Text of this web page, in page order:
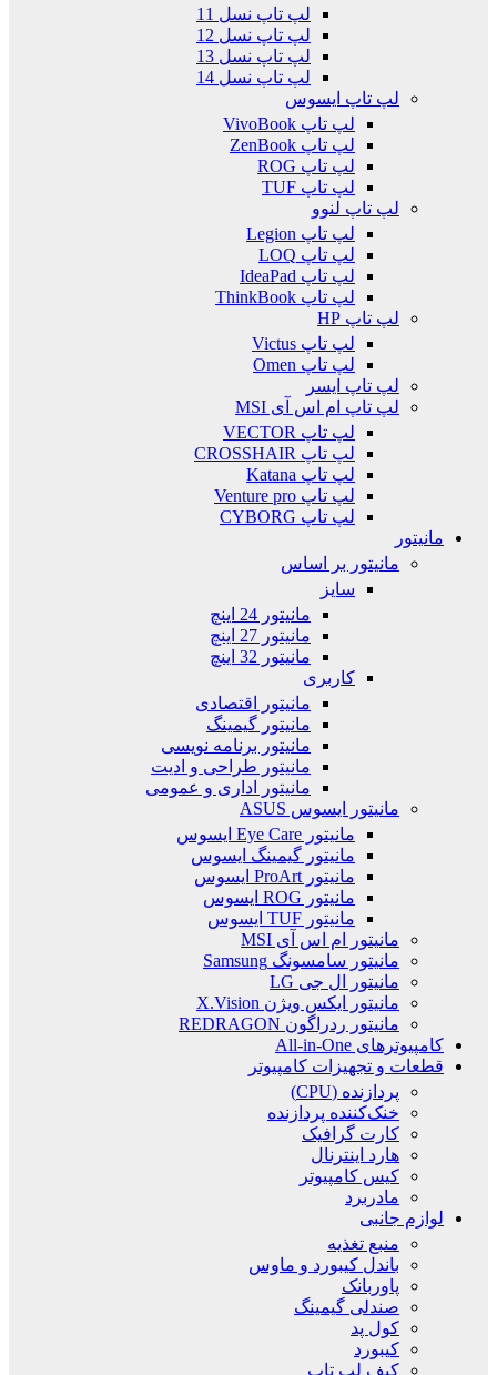
لپ تاپ نسل 11
لپ تاپ نسل 12
لپ تاپ نسل 13
لپ تاپ نسل 14
لپ تاپ ایسوس
لپ تاپ VivoBook
لپ تاپ ZenBook
لپ تاپ ROG
لپ تاپ TUF
لپ تاپ لنوو
لپ تاپ Legion
لپ تاپ LOQ
لپ تاپ IdeaPad
لپ تاپ ThinkBook
لپ تاپ HP
لپ تاپ Victus
لپ تاپ Omen
لپ تاپ ایسر
لپ تاپ ام اس آی MSI
لپ تاپ VECTOR
لپ تاپ CROSSHAIR
لپ تاپ Katana
لپ تاپ Venture pro
لپ تاپ CYBORG
مانیتور
مانیتور بر اساس
سایز
مانیتور 24 اینچ
مانیتور 27 اینچ
مانیتور 32 اینچ
کاربری
مانیتور اقتصادی
مانیتور گیمینگ
مانیتور برنامه نویسی
مانیتور طراحی و ادیت
مانیتور اداری و عمومی
مانیتور ایسوس ASUS
مانیتور Eye Care ایسوس
مانیتور گیمینگ ایسوس
مانیتور ProArt ایسوس
مانیتور ROG ایسوس
مانیتور TUF ایسوس
مانیتور ام اس آی MSI
مانیتور سامسونگ Samsung
مانیتور ال جی LG
مانیتور ایکس ویژن X.Vision
مانیتور ردراگون REDRAGON
کامپیوترهای All-in-One
قطعات و تجهیزات کامپیوتر
پردازنده (CPU)
خنک‌کننده پردازنده
کارت گرافیک
هارد اینترنال
کیس کامپیوتر
مادربرد
لوازم جانبی
منبع تغذیه
باندل کیبورد و ماوس
پاوربانک
صندلی گیمینگ
کول پد
کیبورد
کیف لپ تاپ